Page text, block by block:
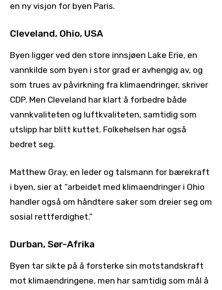
en ny visjon for byen Paris.
Cleveland, Ohio, USA
Byen ligger ved den store innsjøen Lake Erie, en
vannkilde som byen i stor grad er avhengig av, og
som trues av påvirkning fra klimaendringer, skriver
CDP. Men Cleveland har klart å forbedre både
vannkvaliteten og luftkvaliteten, samtidig som
utslipp har blitt kuttet. Folkehelsen har også
bedret seg.
Matthew Gray, en leder og talsmann for bærekraft
i byen, sier at “arbeidet med klimaendringer i Ohio
handler også om håndtere saker som dreier seg om
sosial rettferdighet.”
Durban, Sør-Afrika
Byen tar sikte på å forsterke sin motstandskraft
mot klimaendringene, men har samtidig som mål å